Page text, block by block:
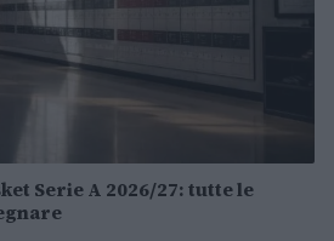
Serie A 2026/27: tutte le